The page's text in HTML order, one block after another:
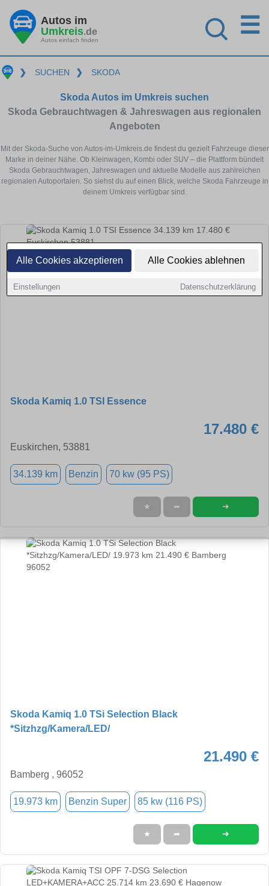
Alle Cookies akzeptieren Alle Cookies ablehnen
Einstellungen Datenschutzerklärung
Autos im
Umkreis.de
Autos einfach finden
☰
❯ SUCHEN ❯ SKODA
Skoda Autos im Umkreis suchen
Skoda Gebrauchtwagen & Jahreswagen aus regionalen
Angeboten
Mit der Skoda-Suche von Autos-im-Umkreis.de findest du gezielt Fahrzeuge dieser
Marke in deiner Nähe. Ob Kleinwagen, Kombi oder SUV – die Plattform bündelt
Skoda Gebrauchtwagen, Jahreswagen und aktuelle Modelle aus zahlreichen
regionalen Autoportalen. So siehst du auf einen Blick, welche Skoda Fahrzeuge in
deinem Umkreis verfügbar sind.
Skoda Kamiq 1.0 TSI Essence
17.480 €
Euskirchen, 53881
34.139 km Benzin 70 kw (95 PS)
★ ➦ ➜
Skoda Kamiq 1.0 TSi Selection Black
*Sitzhzg/Kamera/LED/
21.490 €
Bamberg , 96052
19.973 km Benzin Super 85 kw (116 PS)
★ ➦ ➜